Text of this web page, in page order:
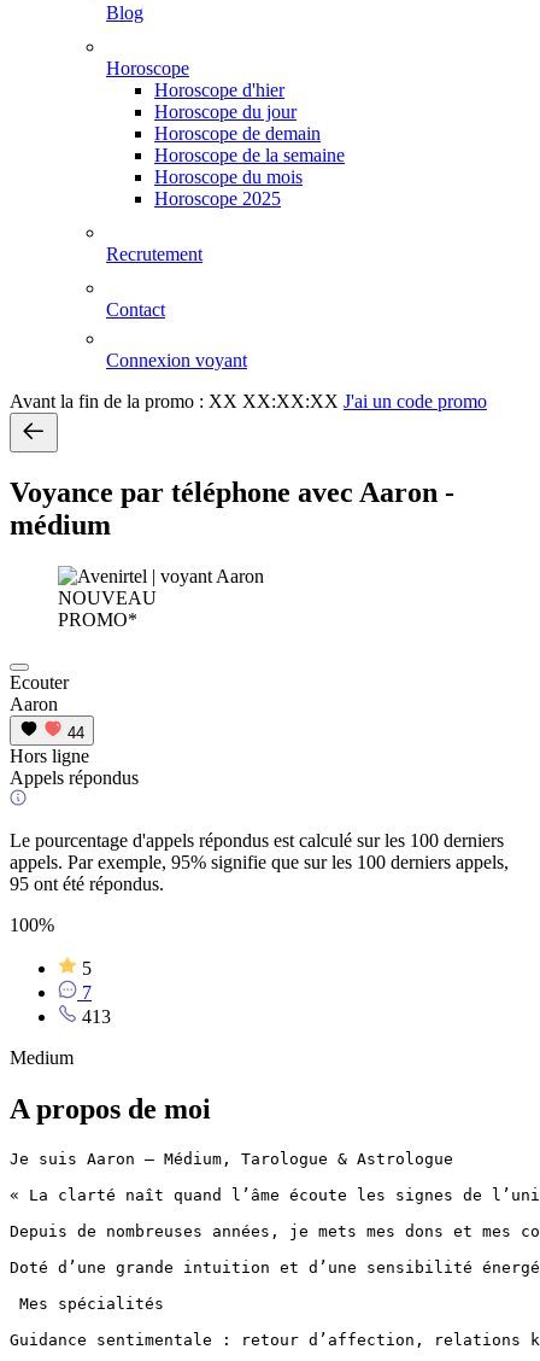
Blog
Horoscope
Horoscope d'hier
Horoscope du jour
Horoscope de demain
Horoscope de la semaine
Horoscope du mois
Horoscope 2025
Recrutement
Contact
Connexion voyant
Avant la fin de la promo : XX XX:XX:XX J'ai un code promo
Voyance par téléphone avec Aaron -
médium
NOUVEAU
PROMO*
Ecouter
Aaron
44
Hors ligne
Appels répondus
Le pourcentage d'appels répondus est calculé sur les 100 derniers
appels. Par exemple, 95% signifie que sur les 100 derniers appels,
95 ont été répondus.
100%
5
7
413
Medium
A propos de moi
Je suis Aaron – Médium, Tarologue & Astrologue
« La clarté naît quand l’âme écoute les signes de
Depuis de nombreuses années, je mets mes dons et
Doté d’une grande intuition et d’une sensibilité
Mes spécialités
Guidance sentimentale : retour d’affection, relations